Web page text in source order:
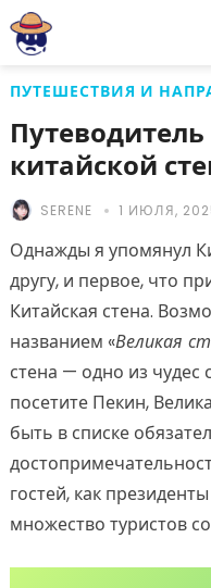
ПУТЕШЕСТВИЯ И
китайской
SERENE 1 ИЮЛЯ,
Однажды я упомянул
другу, и первое, что
Китайская стена.
названием «Великая
стена — одно из чудес
посетите Пекин,
быть в списке
гостей, как
множество туристов